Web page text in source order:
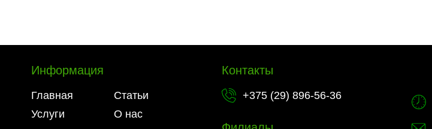
Информация
Главная
Услуги
Статьи
О нас
Контакты
+375 (29) 896-56-36